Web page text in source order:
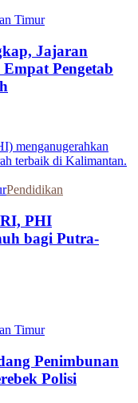
Timur
Jajaran
Pengetab
Pendidikan
PHI
bagi Putra-
Timur
Penimbunan
Polisi